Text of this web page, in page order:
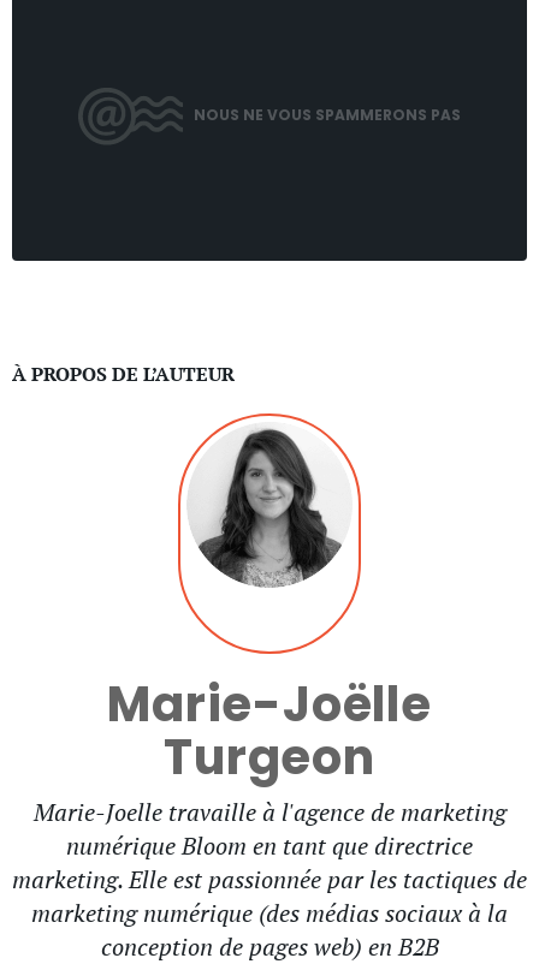
NOUS NE VOUS SPAMMERONS PAS
À PROPOS DE L’AUTEUR
Marie-Joëlle
Turgeon
Marie-Joelle travaille à l'agence de marketing
numérique Bloom en tant que directrice
marketing. Elle est passionnée par les tactiques de
marketing numérique (des médias sociaux à la
conception de pages web) en B2B